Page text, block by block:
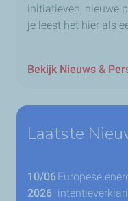
initiatieven, nieuwe
je leest het hier als
Bekijk Nieuws &
Laatste
10/06
2026
Europese